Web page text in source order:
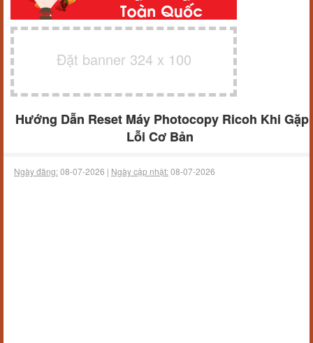
Đặt banner 324 x 100
Hướng Dẫn Reset Máy Photocopy Ricoh Khi Gặp
Lỗi Cơ Bản
Ngày đăng:08-07-2026 | Ngày cập nhật:08-07-2026